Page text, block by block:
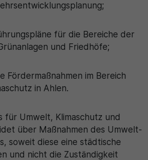
für die Bereiche der
und Friedhöfe;
Fördermaßnahmen im Bereich
in Ahlen.
für Umwelt, Klimaschutz und
über Maßnahmen des Umwelt-
soweit diese eine städtische
und nicht die Zuständigkeit